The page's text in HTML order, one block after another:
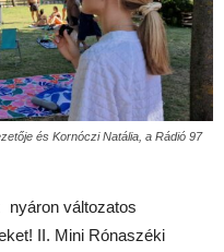
és Kornóczi Natália, a Rádió 97
nyáron változatos
II. Mini Rónaszéki